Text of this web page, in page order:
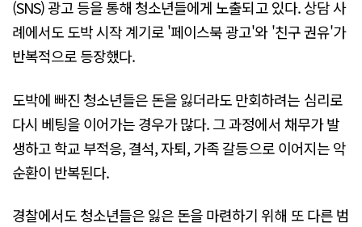
(SNS) 광고 등을 통해 청소년들에게 노출되고 있다. 상담 사
례에서도 도박 시작 계기로 '페이스북 광고'와 '친구 권유'가
반복적으로 등장했다.
도박에 빠진 청소년들은 돈을 잃더라도 만회하려는 심리로
다시 베팅을 이어가는 경우가 많다. 그 과정에서 채무가 발
생하고 학교 부적응, 결석, 자퇴, 가족 갈등으로 이어지는 악
순환이 반복된다.
경찰에서도 청소년들은 잃은 돈을 마련하기 위해 또 다른 범